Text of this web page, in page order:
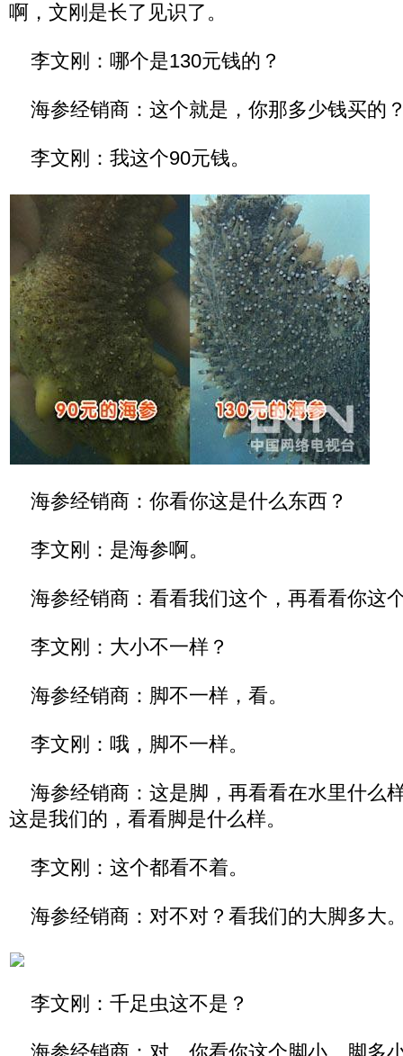
啊，文刚是长了见识了。
李文刚：哪个是130元钱的？
海参经销商：这个就是，你那多少钱买的
李文刚：我这个90元钱。
海参经销商：你看你这是什么东西？
李文刚：是海参啊。
海参经销商：看看我们这个，再看看你这
李文刚：大小不一样？
海参经销商：脚不一样，看。
李文刚：哦，脚不一样。
海参经销商：这是脚，再看看在水里什么
这是我们的，看看脚是什么样。
李文刚：这个都看不着。
海参经销商：对不对？看我们的大脚多大
李文刚：千足虫这不是？